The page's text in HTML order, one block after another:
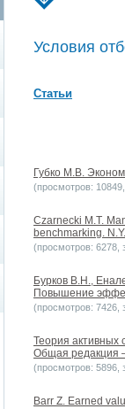
Условия
Статьи
Губко М.В.
(просмотров:
Czarnecki M.T.
benchmarking.
(просмотров: 6278,
Бурков B.H.,
Повышение
(просмотров: 7426,
Теория активных
Общая редакция
(просмотров: 5896,
Barr Z. Earned